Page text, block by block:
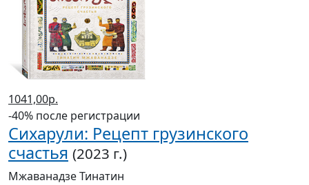
1041,00р.
-40% после регистрации
Сихарули: Рецепт грузинского
счастья (2023 г.)
Мжаванадзе Тинатин